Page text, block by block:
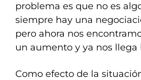
problema es que no es
siempre hay una
pero ahora nos
un aumento y ya nos llega
Como efecto de la